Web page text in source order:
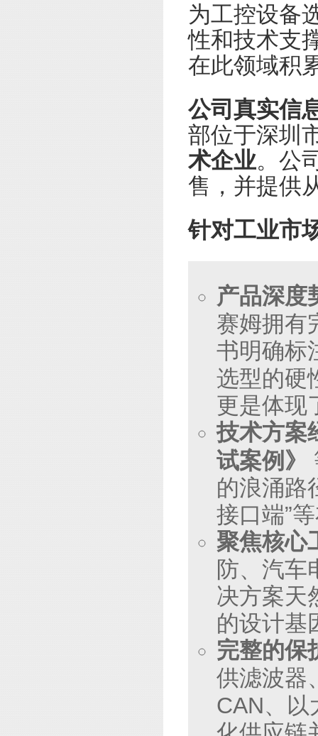
为工控设备
性和技术支
在此领域积
公司真实信
部位于深圳
术企业。公
售，并提供
针对工业市
产品深度
赛姆拥有
书明确标
选型的硬
更是体现
技术方案
试案例》
的浪涌路
接口端”
聚焦核心
防、汽车
决方案天
的设计基
完整的保
供滤波器
CAN、以